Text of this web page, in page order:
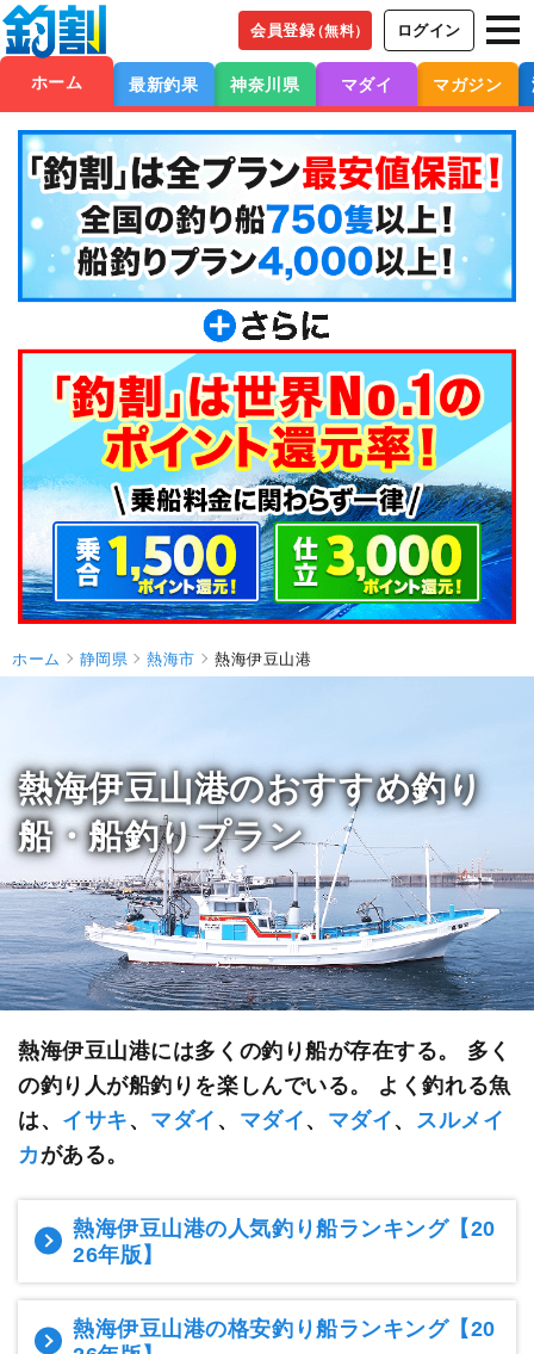
会員登録（無料） ログイン
ホーム 最新釣果 神奈川県 マダイ マガジン
ホーム 静岡県 熱海市 熱海伊豆山港
熱海伊豆山港のおすすめ釣り
船・船釣りプラン
熱海伊豆山港には多くの釣り船が存在する。 多く
の釣り人が船釣りを楽しんでいる。 よく釣れる魚
は、 イサキ、 マダイ 、 マダイ、 マダイ、
スルメイ
カ がある。
熱海伊豆山港の人気釣り船ランキング【20
26年版】
熱海伊豆山港の格安釣り船ランキング【20